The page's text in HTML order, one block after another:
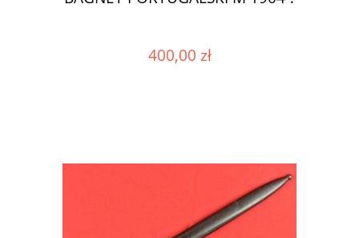
400,00 zł